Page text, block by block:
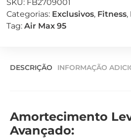
SKU: FB2709001
Categorias: Exclusivos, Fitness,
Tag: Air Max 95
DESCRIÇÃO INFORMAÇÃO
Amortecimento
Avançado: